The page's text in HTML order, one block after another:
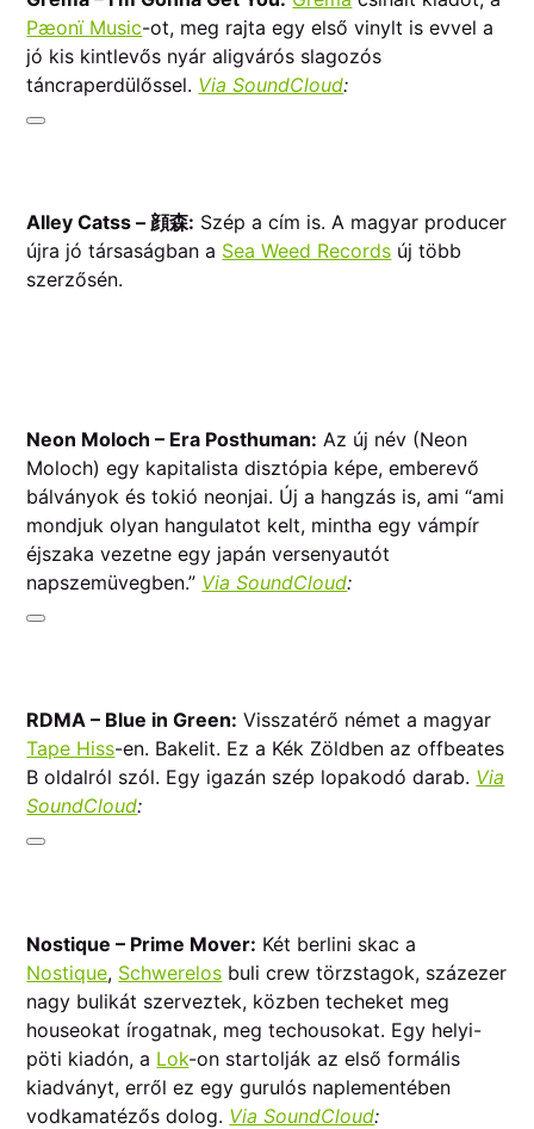
Pæonï Music-ot, meg rajta egy első vinylt is evvel a
jó kis kintlevős nyár aligvárós slagozós
táncraperdülőssel. Via SoundCloud:
Alley Catss – 顔森: Szép a cím is. A magyar producer
újra jó társaságban a Sea Weed Records új több
szerzősén.
Neon Moloch – Era Posthuman: Az új név (Neon
Moloch) egy kapitalista disztópia képe, emberevő
bálványok és tokió neonjai. Új a hangzás is, ami “ami
mondjuk olyan hangulatot kelt, mintha egy vámpír
éjszaka vezetne egy japán versenyautót
napszemüvegben.” Via SoundCloud:
RDMA – Blue in Green: Visszatérő német a magyar
Tape Hiss-en. Bakelit. Ez a Kék Zöldben az offbeates
B oldalról szól. Egy igazán szép lopakodó darab. Via
SoundCloud:
Nostique – Prime Mover: Két berlini skac a
Nostique, Schwerelos buli crew törzstagok, százezer
nagy bulikát szerveztek, közben techeket meg
houseokat írogatnak, meg techousokat. Egy helyi-
pöti kiadón, a Lok-on startolják az első formális
kiadványt, erről ez egy gurulós naplementében
vodkamatézős dolog. Via SoundCloud: